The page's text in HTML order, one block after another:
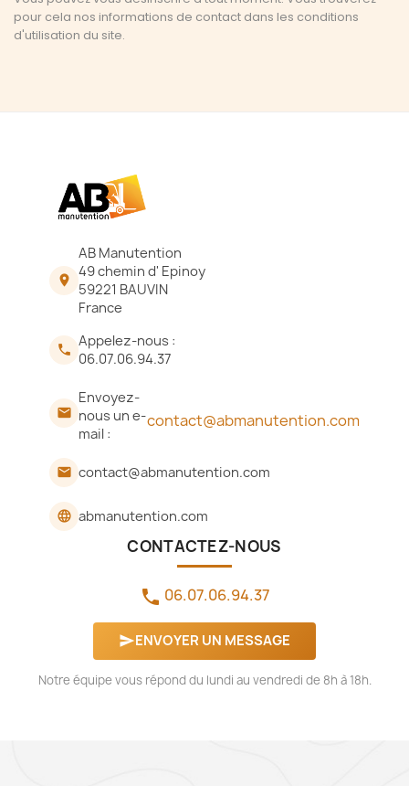
pour cela nos informations de contact dans les conditions
d'utilisation du site.

AB Manutention
49 chemin d' Epinoy
59221 BAUVIN
France
 Appelez-nous :
06.07.06.94.37

Envoyez-
nous un e-
mail :
contact@abmanutention.com
email contact@abmanutention.com
language abmanutention.com
CONTACTEZ-NOUS
phone 06.07.06.94.37
sendENVOYER UN MESSAGE
Notre équipe vous répond du lundi au vendredi de 8h à 18h.